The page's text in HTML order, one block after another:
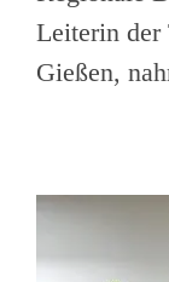
Leiterin der
Gießen,